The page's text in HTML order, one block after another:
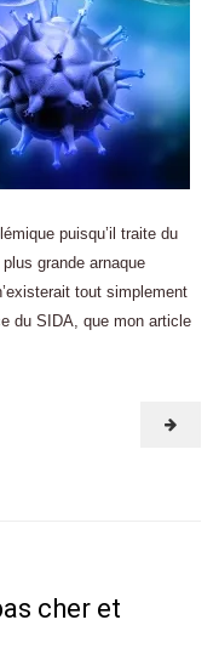
puisqu’il traite du
grande arnaque
tout simplement
du SIDA, que mon article
cher et